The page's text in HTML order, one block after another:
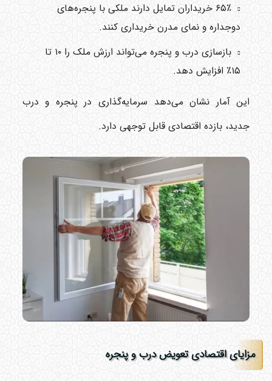
۶۵٪ خریداران تمایل دارند ملکی با پنجره‌های
دوجداره و نمای مدرن خریداری کنند.
بازسازی درب و پنجره می‌تواند ارزش ملک را ۱۰ تا
۱۵٪ افزایش دهد.
این آمار نشان می‌دهد سرمایه‌گذاری در پنجره و درب
جدید، بازده اقتصادی قابل توجهی دارد.
مزایای اقتصادی تعویض درب و پنجره